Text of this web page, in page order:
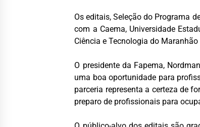
Os editais, Seleção do Programa
com a Caema, Universidade
Ciência e Tecnologia do
O presidente da Fapema,
uma boa oportunidade para
parceria representa a certeza de
preparo de profissionais para